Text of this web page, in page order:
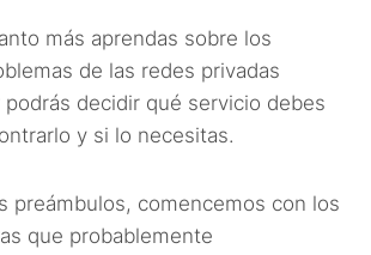
más aprendas sobre los
de las redes privadas
decidir qué servicio debes
y si lo necesitas.
preámbulos, comencemos con los
que probablemente